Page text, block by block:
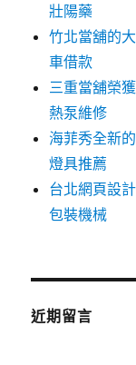
壯陽藥
竹北當舖的
車借款
三重當舖榮
熱泵維修
海菲秀全新
燈具推薦
台北網頁設
包裝機械
近期留言